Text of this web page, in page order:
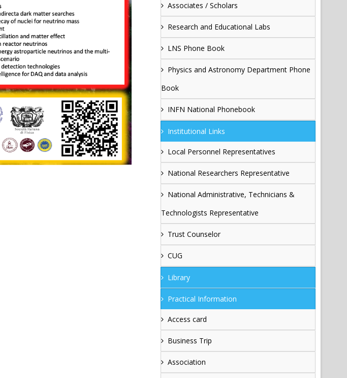
Associates / Scholars
Research and Educational Labs
LNS Phone Book
Physics and Astronomy Department Phone
Book
INFN National Phonebook
Institutional Links
Local Personnel Representatives
National Researchers Representative
National Administrative, Technicians &
Technologists Representative
Trust Counselor
CUG
Library
Practical Information
Access card
Business Trip
Association